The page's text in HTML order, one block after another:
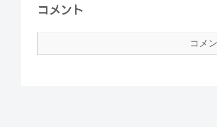
コメント
コメ